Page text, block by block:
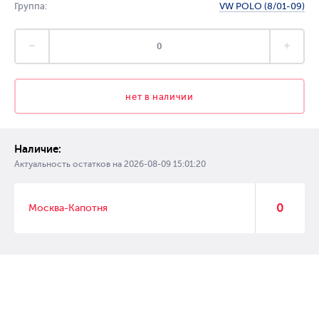
Группа: VW POLO (8/01-09)
нет в наличии
Наличие:
Актуальность остатков на 2026-08-09 15:01:20
Москва-Капотня 0